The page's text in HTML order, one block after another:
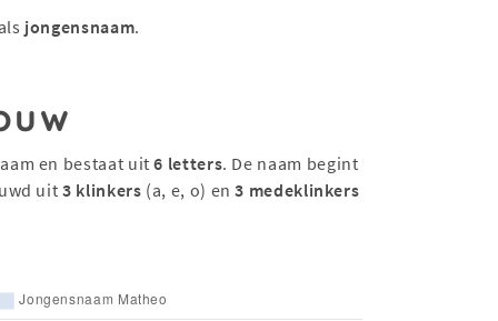
jongensnaam.
en bestaat uit6 letters. De naam begint
uit3 klinkers (a, e, o) en3 medeklinkers